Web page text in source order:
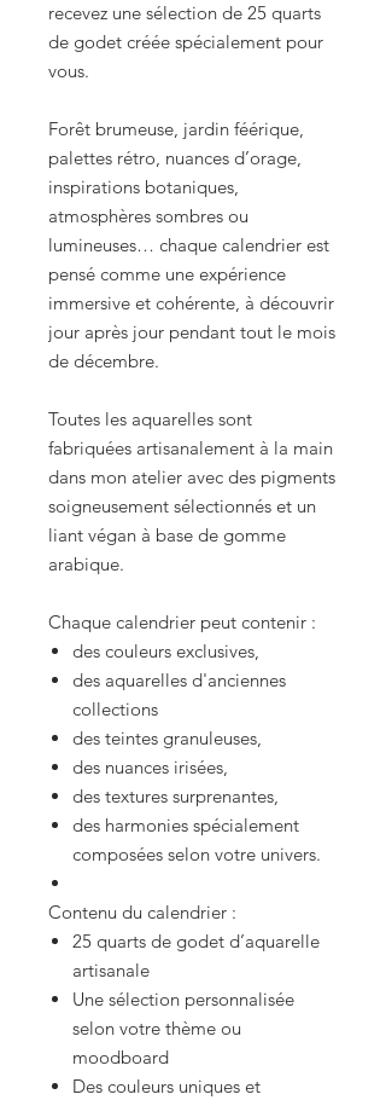
recevez une sélection de 25 quarts
de godet créée spécialement pour
vous.
Forêt brumeuse, jardin féérique,
palettes rétro, nuances d’orage,
inspirations botaniques,
atmosphères sombres ou
lumineuses… chaque calendrier est
pensé comme une expérience
immersive et cohérente, à découvrir
jour après jour pendant tout le mois
de décembre.
Toutes les aquarelles sont
fabriquées artisanalement à la main
dans mon atelier avec des pigments
soigneusement sélectionnés et un
liant végan à base de gomme
arabique.
Chaque calendrier peut contenir :
des couleurs exclusives,
des aquarelles d'anciennes
collections
des teintes granuleuses,
des nuances irisées,
des textures surprenantes,
des harmonies spécialement
composées selon votre univers.
Contenu du calendrier :
25 quarts de godet d’aquarelle
artisanale
Une sélection personnalisée
selon votre thème ou
moodboard
Des couleurs uniques et